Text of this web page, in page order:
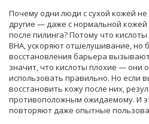
Почему одни люди с сухой кожей
другие — даже с нормальной
после пилинга? Потому что
BHA, ускоряют отшелушивание, но
восстановления барьера
значит, что кислоты плохие — они
использовать правильно. Но если
восстановить кожу после них,
противоположным ожидаемому. И
повторяют даже опытные